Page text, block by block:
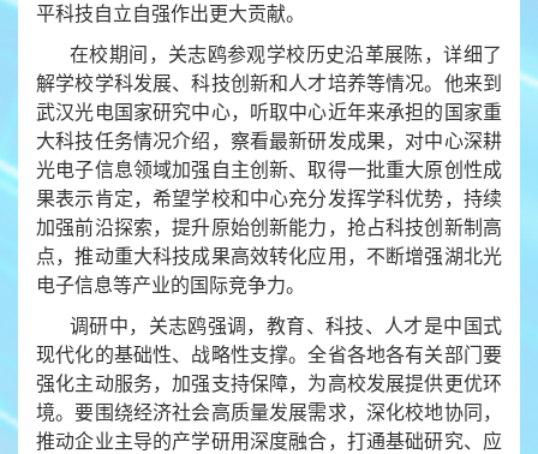
平科技自立自强作出更大贡献。
在校期间，关志鸥参观学校历史沿革展陈，详细了
解学校学科发展、科技创新和人才培养等情况。他来到
武汉光电国家研究中心，听取中心近年来承担的国家重
大科技任务情况介绍，察看最新研发成果，对中心深耕
光电子信息领域加强自主创新、取得一批重大原创性成
果表示肯定，希望学校和中心充分发挥学科优势，持续
加强前沿探索，提升原始创新能力，抢占科技创新制高
点，推动重大科技成果高效转化应用，不断增强湖北光
电子信息等产业的国际竞争力。
调研中，关志鸥强调，教育、科技、人才是中国式
现代化的基础性、战略性支撑。全省各地各有关部门要
强化主动服务，加强支持保障，为高校发展提供更优环
境。要围绕经济社会高质量发展需求，深化校地协同，
推动企业主导的产学研用深度融合，打通基础研究、应